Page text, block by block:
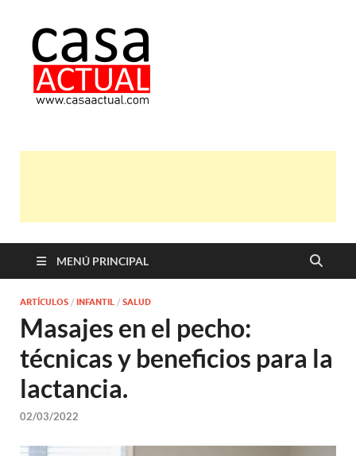
MENÚ PRINCIPAL
ARTÍCULOS / INFANTIL / SALUD
Masajes en el pecho:
técnicas y beneficios para la
lactancia.
02/03/2022